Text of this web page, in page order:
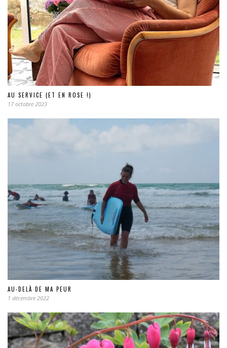
AU SERVICE (ET EN ROSE !)
17 octobre 2023
AU-DELÀ DE MA PEUR
1 décembre 2022